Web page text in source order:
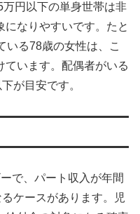
円以下の単身世帯は非
なりやすいです。たと
いる78歳の女性は、こ
ています。配偶者がいる
が目安です。
で、パート収入が年間
ケースがあります。児